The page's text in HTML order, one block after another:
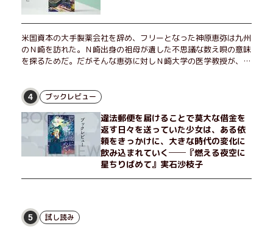
米国資本の大手製薬会社を辞め、フリーとなった神原恵弥は九州
のＮ崎を訪れた。Ｎ崎出身の祖母が遺した不思議な数え唄の意味
を探るためだ。だがそんな恵弥に対しＮ崎大学の医学教授が、米
恵弥は、まるで影のような存在の博士とまみえることはできるの
か？ そして、唄の歌詞「かたむくマリア」に込められた秘密と
は？ 謎めいたラストが鮮烈な余韻を残すシリーズ第四作！
4 ブックレビュー
違法郵便を届けることで莫大な借金を
返す日々を送っていた少女は、ある依
頼をきっかけに、大きな時代の変化に
飲み込まれていく──『燃える夜空に
星ちりばめて』実石沙枝子
5 試し読み